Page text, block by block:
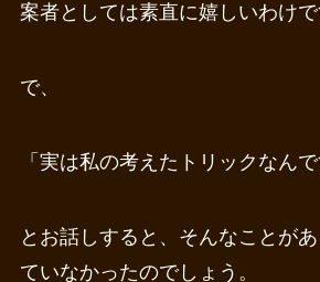
案者としては素直に嬉しいわけで
で、
「実は私の考えたトリックなん
とお話しすると、そんなことが
ていなかったのでしょう。